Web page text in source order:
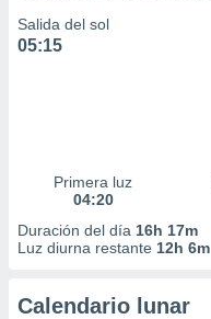
Salida del sol
05:15
Primera luz
04:20
Duración del día 16h 17m
Luz diurna restante 12h 6m
Calendario lunar